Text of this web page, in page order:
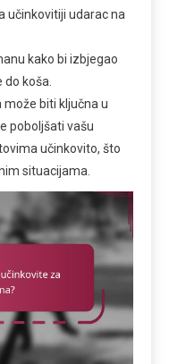
učinkovitiji udarac na
kako bi izbjegao
koša.
biti ključna u
poboljšati vašu
učinkovito, što
situacijama.